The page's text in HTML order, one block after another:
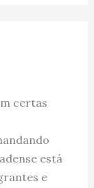
certas
está
e